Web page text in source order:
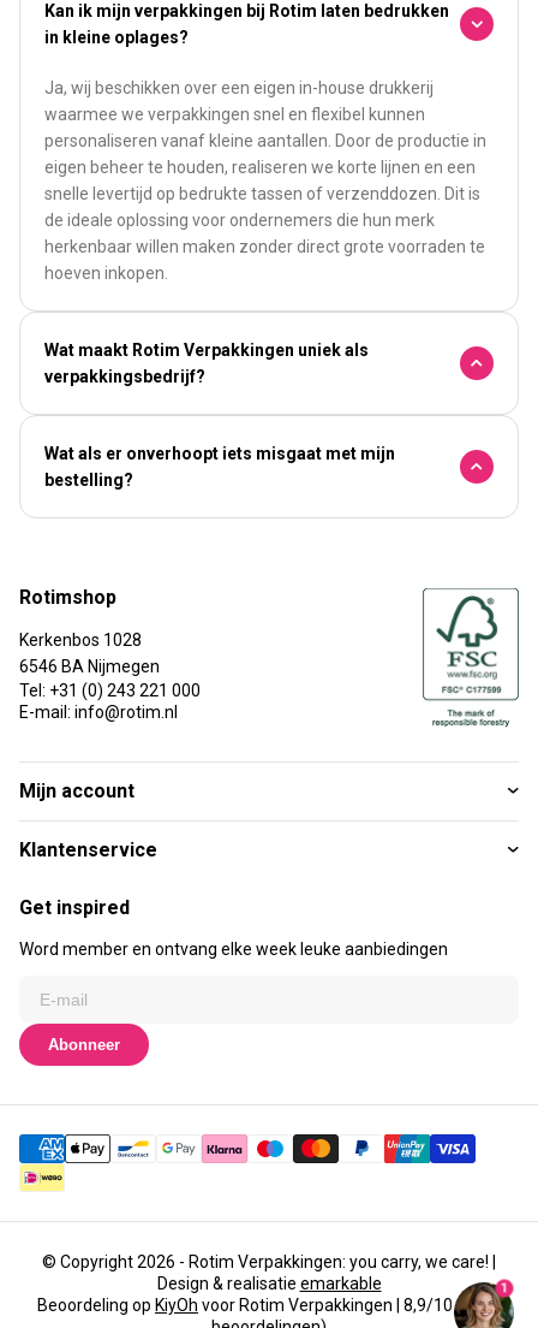
Kan ik mijn verpakkingen bij Rotim laten bedrukken
in kleine oplages?
Ja, wij beschikken over een eigen in-house drukkerij
waarmee we verpakkingen snel en flexibel kunnen
personaliseren vanaf kleine aantallen. Door de productie in
eigen beheer te houden, realiseren we korte lijnen en een
snelle levertijd op bedrukte tassen of verzenddozen. Dit is
de ideale oplossing voor ondernemers die hun merk
herkenbaar willen maken zonder direct grote voorraden te
hoeven inkopen.
Wat maakt Rotim Verpakkingen uniek als
verpakkingsbedrijf?
Wat als er onverhoopt iets misgaat met mijn
bestelling?
Rotimshop
Kerkenbos 1028
6546 BA Nijmegen
Tel: +31 (0) 243 221 000
E-mail: info@rotim.nl
Mijn account
Klantenservice
Get inspired
Word member en ontvang elke week leuke aanbiedingen
Abonneer
© Copyright 2026 - Rotim Verpakkingen: you carry, we care! |
Design & realisatie emarkable
Beoordeling op KiyOh voor Rotim Verpakkingen | 8,9/10 (3435
1